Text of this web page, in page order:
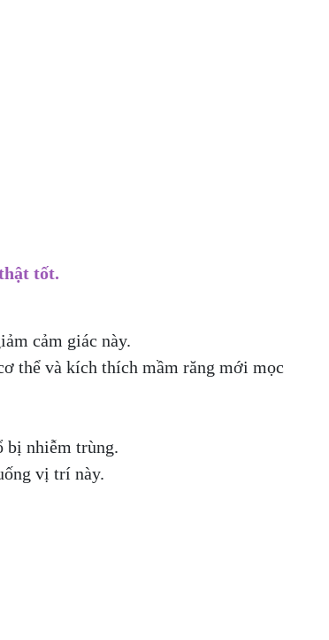
tốt.
cảm giác này.
thể và kích thích mầm răng mới mọc
bị nhiễm trùng.
vị trí này.